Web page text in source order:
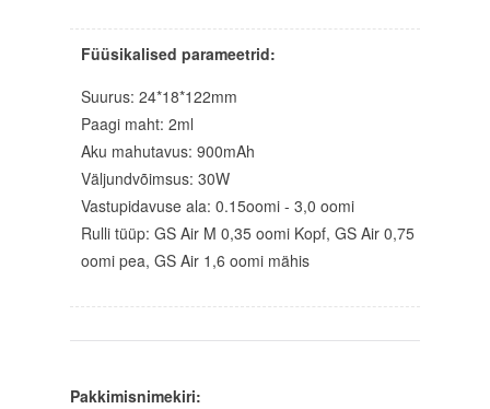
Füüsikalised parameetrid:
Suurus: 24*18*122mm
Paagi maht: 2ml
Aku mahutavus: 900mAh
Väljundvõimsus: 30W
Vastupidavuse ala: 0.15oomi - 3,0 oomi
Rulli tüüp: GS Air M 0,35 oomi Kopf, GS Air 0,75
oomi pea, GS Air 1,6 oomi mähis
Pakkimisnimekiri: